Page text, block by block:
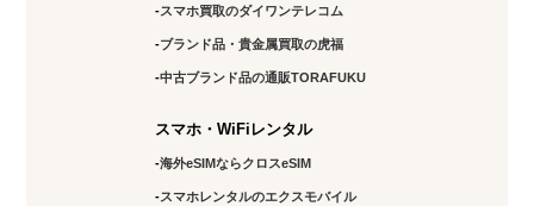
スマホ買取のダイワンテレコム
ブランド品・貴金属買取の虎福
中古ブランド品の通販TORAFUKU
スマホ・WiFiレンタル
海外eSIMならクロスeSIM
スマホレンタルのエクスモバイル